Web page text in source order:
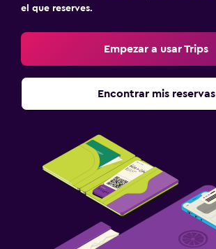
el que reserves.
Empezar a usar Trips
Encontrar mis reservas